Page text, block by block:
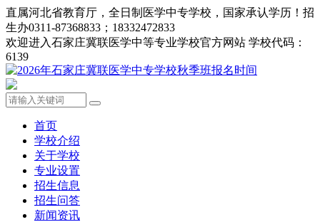
直属河北省教育厅，全日制医学中专学校，国家承认学历！招
生办0311-87368833；18332472833
欢迎进入石家庄冀联医学中等专业学校官方网站 学校代码：
6139
首页
学校介绍
关于学校
专业设置
招生信息
招生问答
新闻资讯